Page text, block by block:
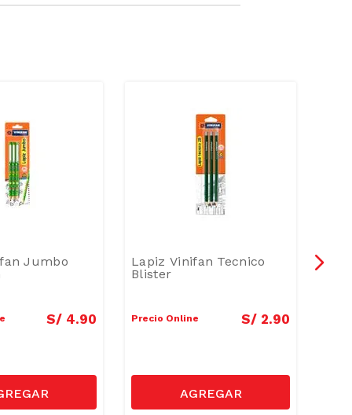
Jumbo
S/ 4.90
Lapiz Vinifan Tecnico
Blister
Precio Online S/ 2.90